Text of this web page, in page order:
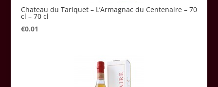
Chateau du Tariquet – L’Armagnac du Centenaire – 70
cl – 70 cl
€0.01